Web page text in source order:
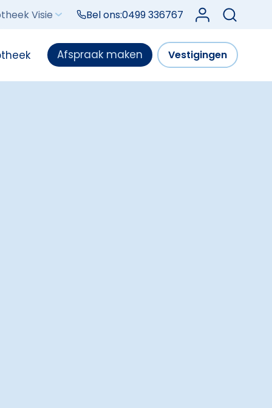
Visie Bel ons:0499 336767 Log in bij Mijn
Afspraak maken Vestigingen